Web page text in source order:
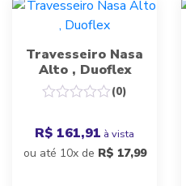
Travesseiro Nasa
Alto , Duoflex
(0)
R$ 161,91 à vista
ou até 10x de R$ 17,99